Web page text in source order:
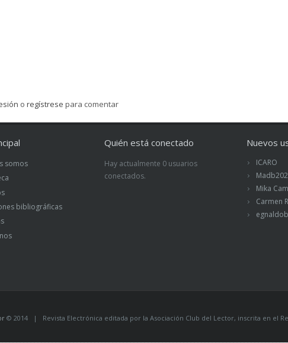
o regístrese para comentar
somos
bibliográficas
Quién está conectado
Hay actualmente 0 usuarios
conectados.
Nuevos
ICARO
Mika
Carmen
© 2014 | Revista Electrónica editada por la Asociación Club del Lector, inscrita en el